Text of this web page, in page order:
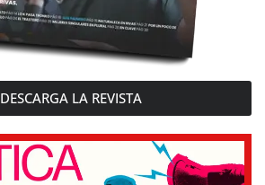
DESCARGA LA REVISTA